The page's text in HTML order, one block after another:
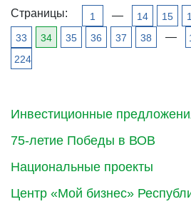
Инвестиционные
75-летие Победы в ВОВ
Национальные проекты
Центр «Мой бизнес»
Страницы: 1 — 14 15
33
34 35 36 37 38 —
224